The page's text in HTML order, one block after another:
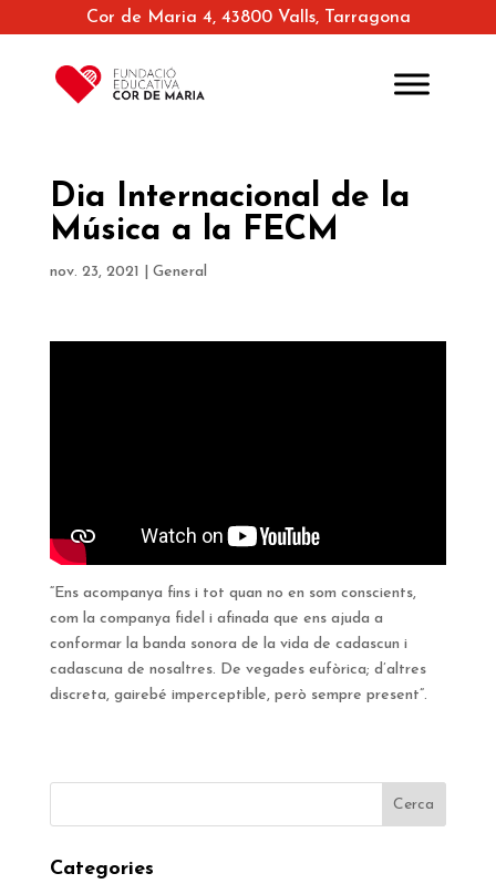
Cor de Maria 4, 43800 Valls, Tarragona
Dia Internacional de la
Música a la FECM
nov. 23, 2021 General
“Ens acompanya fins i tot quan no en som conscients,
com la companya fidel i afinada que ens ajuda a
conformar la banda sonora de la vida de cadascun i
cadascuna de nosaltres. De vegades eufòrica; d’altres
discreta, gairebé imperceptible, però sempre present”.
Categories